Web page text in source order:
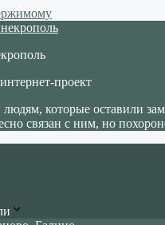
проект
которые оставили
связан с ним, но